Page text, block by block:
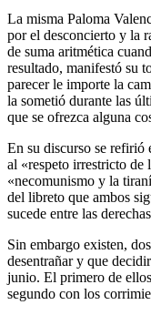
La misma Paloma
por el desconcierto y la
de suma aritmética
resultado, manifestó su
parecer le importe la
la sometió durante las
que se ofrezca alguna
En su discurso se refirió
al «respeto irrestricto de
«necomunismo y la
del libreto que ambos
sucede entre las
Sin embargo existen,
desentrañar y que
junio. El primero de
segundo con los